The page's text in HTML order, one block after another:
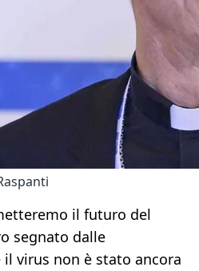
il futuro del
segnato dalle
virus non è stato ancora